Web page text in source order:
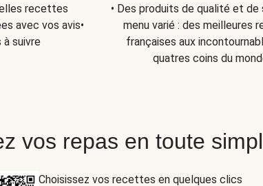
recettes
avec vos avis•
suivre
• Des produits de qualité et de
menu varié : des meilleures
françaises aux
quatres coins du
vos repas en toute
Choisissez vos recettes en quelques clics